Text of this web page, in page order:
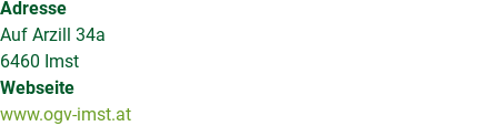
Adresse
Auf Arzill 34a
6460 Imst
Webseite
www.ogv-imst.at